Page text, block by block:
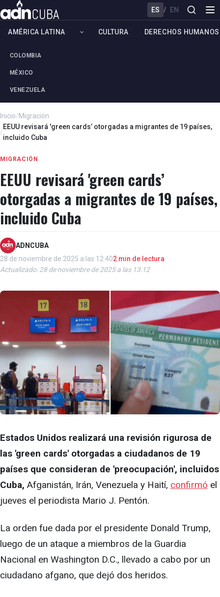
ES / EN
AMÉRICA LATINA
COLOMBIA
MÉXICO
VENEZUELA
CULTURA DERECHOS HUMANOS
Inicio/Migración
/
EEUU revisará 'green cards’ otorgadas a migrantes de 19 países,
incluido Cuba
MIGRACIÓN
EEUU revisará 'green cards’
otorgadas a migrantes de 19 países,
incluido Cuba
ADNCUBA
28 de noviembre de 2025 a las 12:402 min de lectura
Actualizado: 28 de noviembre de 2025 a las 13:12
Estados Unidos realizará una revisión rigurosa de
las 'green cards' otorgadas a ciudadanos de 19
países que consideran de 'preocupación', incluidos
Cuba, Afganistán, Irán, Venezuela y Haití, confirmó el
jueves el periodista Mario J. Pentón.
La orden fue dada por el presidente Donald Trump,
luego de un ataque a miembros de la Guardia
Nacional en Washington D.C., llevado a cabo por un
ciudadano afgano, que dejó dos heridos.